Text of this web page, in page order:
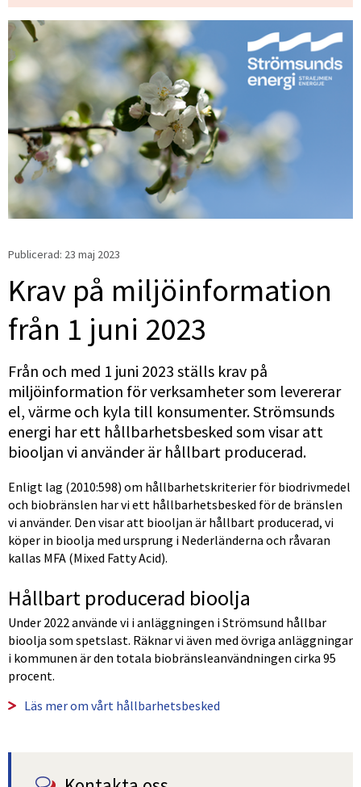
Publicerad: 23 maj 2023
Krav på miljöinformation
från 1 juni 2023
Från och med 1 juni 2023 ställs krav på
miljöinformation för verksamheter som levererar
el, värme och kyla till konsumenter. Strömsunds
energi har ett hållbarhetsbesked som visar att
biooljan vi använder är hållbart producerad.
Enligt lag (2010:598) om hållbarhetskriterier för biodrivmedel
och biobränslen har vi ett hållbarhetsbesked för de bränslen
vi använder. Den visar att biooljan är hållbart producerad, vi
köper in bioolja med ursprung i Nederländerna och råvaran
kallas MFA (Mixed Fatty Acid).
Hållbart producerad bioolja
Under 2022 använde vi i anläggningen i Strömsund hållbar
bioolja som spetslast. Räknar vi även med övriga anläggningar
i kommunen är den totala biobränsleanvändningen cirka 95
procent.
Läs mer om vårt hållbarhetsbesked